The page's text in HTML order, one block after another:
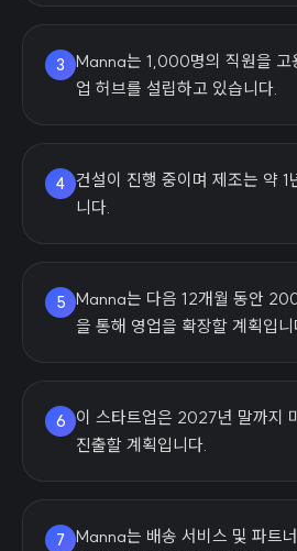
3
Manna는 1,000명의 직원을 고
업 허브를 설립하고 있습니다.
4 건설이 진행 중이며 제조는 약 1
니다.
5 Manna는 다음 12개월 동안
을 통해 영업을 확장할 계획입니
6
이 스타트업은 2027년 말까지
진출할 계획입니다.
7
Manna는 배송 서비스 및 파트